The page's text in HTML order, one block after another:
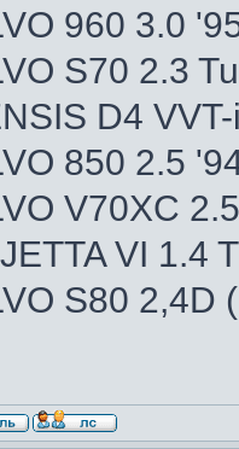
960 3.0
S70 2.3
D4
850 2.5
V70XC
VI 1.4
S80 2,4D